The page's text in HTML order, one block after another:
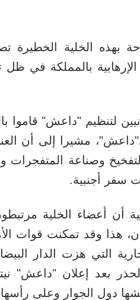
بهذه الخلية الخطيرة
الإرهابية بالمملكة في
لتنظيم "داعش" قاموا
ل"داعش"، مشيرا إلى أن
وصناعة
سفر أجنبية.
أن أعضاء الخلية
هذا وقد تمكنت قوات
بعد إعلان "داعش"
دول الجوار وعلى رأسها